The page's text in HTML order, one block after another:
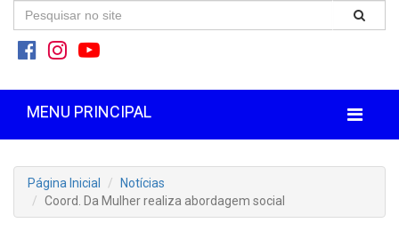
MENU PRINCIPAL
Página Inicial
Notícias
Coord. Da Mulher realiza abordagem social